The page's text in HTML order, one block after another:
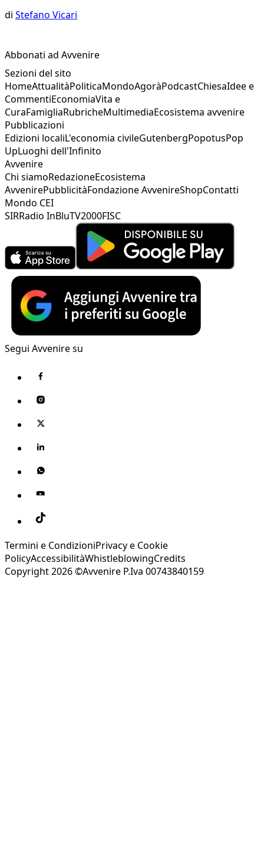
di Stefano Vicari
Abbonati ad Avvenire
Sezioni del sito
HomeAttualitàPoliticaMondoAgoràPodcastChiesaIdee e
CommentiEconomiaVita e
CuraFamigliaRubricheMultimediaEcosistema avvenire
Pubblicazioni
Edizioni localiL'economia civileGutenbergPopotusPop
UpLuoghi dell'Infinito
Avvenire
Chi siamoRedazioneEcosistema
AvvenirePubblicitàFondazione AvvenireShopContatti
Mondo CEI
SIRRadio InBluTV2000FISC
Segui Avvenire su
Termini e CondizioniPrivacy e Cookie
PolicyAccessibilitàWhistleblowingCredits
Copyright 2026 ©Avvenire P.Iva 00743840159